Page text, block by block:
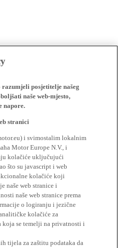
posjetitelje našeg
naše web-mjesto,
napore.
stranici
i svimostalim lokalnim
Motor Europe N.V., i
kolačiće uključujući
što su javascript i web
kolačiće koji
naše web stranice i
naše web stranice prema
o logiranju i jezične
kolačiće za
se temelji na privatnosti i
tijela za zaštitu podataka da